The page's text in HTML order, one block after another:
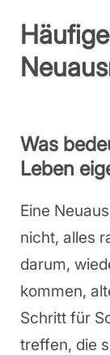
Was
Leben
Eine
nicht, alles
darum,
kommen,
Schritt für
treffen, die